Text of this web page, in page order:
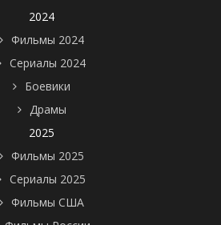
2024
Фильмы 2024
Сериалы 2024
Боевики
Драмы
2025
Фильмы 2025
Сериалы 2025
Фильмы США